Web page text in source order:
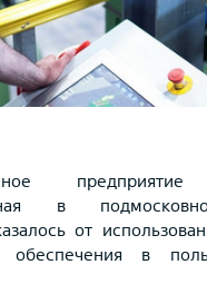
в
от
обеспечения в